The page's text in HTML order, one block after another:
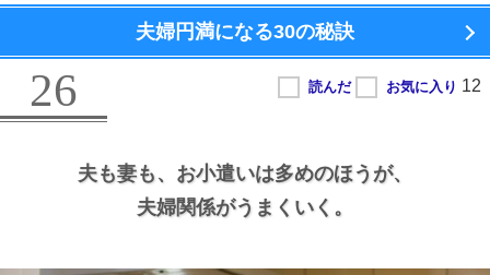
夫婦円満になる30の秘訣
26
夫も妻も、 お小遣いは多めのほうが、
夫婦関係がうまくいく。